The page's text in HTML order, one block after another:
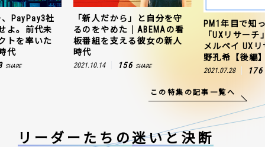
と自分を守
ABEMAの看
彼女の新人
SHARE
PM1年目で知っておきたい
「UXリサーチ」の始め方｜
メルペイ UXリサーチャー 草
野孔希【後編】
2021.07.28 176
ZOZO、ヤフ
連携を成功さ
聞のプロジェ
田村有の新人
163
この特集の記事一覧へ
リーダーたちの迷いと決断